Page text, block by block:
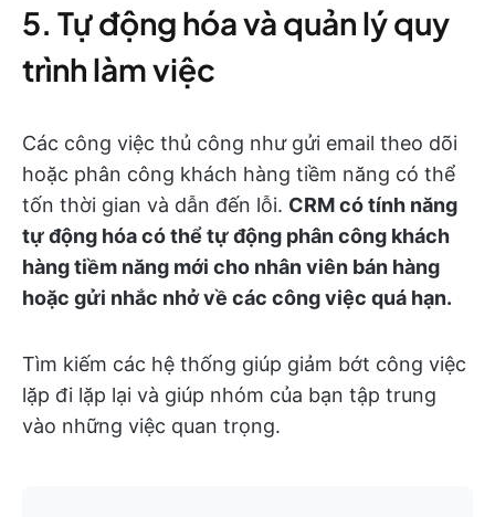
5. Tự động hóa và quản lý quy
trình làm việc
Các công việc thủ công như gửi email theo dõi
hoặc phân công khách hàng tiềm năng có thể
tốn thời gian và dẫn đến lỗi. CRM có tính năng
tự động hóa có thể tự động phân công khách
hàng tiềm năng mới cho nhân viên bán hàng
hoặc gửi nhắc nhở về các công việc quá hạn.
Tìm kiếm các hệ thống giúp giảm bớt công việc
lặp đi lặp lại và giúp nhóm của bạn tập trung
vào những việc quan trọng.